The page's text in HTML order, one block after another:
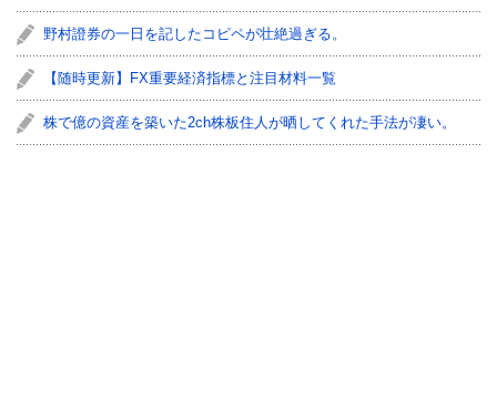
野村證券の一日を記したコピペが壮絶過ぎる。
【随時更新】FX重要経済指標と注目材料一覧
株で億の資産を築いた2ch株板住人が晒してくれた手法が凄い。